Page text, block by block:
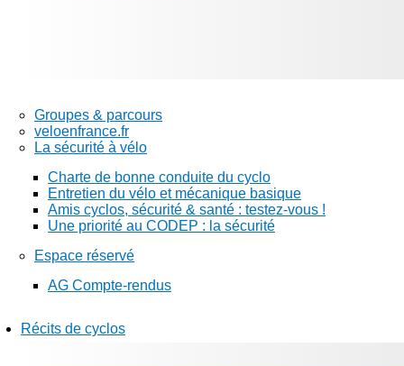
Groupes & parcours
veloenfrance.fr
La sécurité à vélo
Charte de bonne conduite du cyclo
Entretien du vélo et mécanique basique
Amis cyclos, sécurité & santé : testez-vous !
Une priorité au CODEP : la sécurité
Espace réservé
AG Compte-rendus
Récits de cyclos